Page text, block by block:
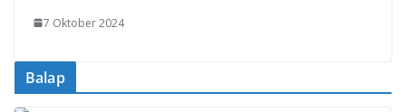
7 Oktober 2024
Balap